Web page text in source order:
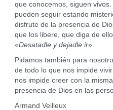
que conocemos, siguen
pueden seguir estando
disfrute de la presencia de
que los libere, que diga de
«Desatadle y dejadle ir».
Pidamos también para
de todo lo que nos impide
nos impide creer con la
presencia de Dios en las
Armand Veilleux